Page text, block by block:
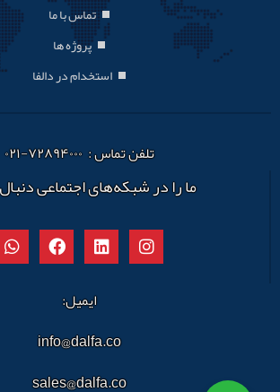
تماس با ما
پروژه ها
استخدام در دالفا
تلفن تماس : ۷۲۸۹۴۰۰۰-۰۲۱
ما را در شبکه‌های اجتماعی
ایمیل:
info@dalfa.co
sales@dalfa.co